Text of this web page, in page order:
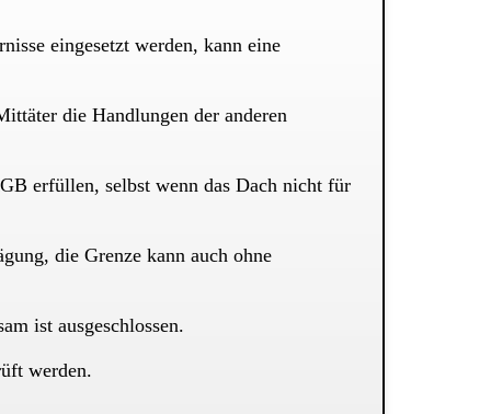
eingesetzt werden, kann eine
die Handlungen der anderen
erfüllen, selbst wenn das Dach nicht für
die Grenze kann auch ohne
ist ausgeschlossen.
werden.